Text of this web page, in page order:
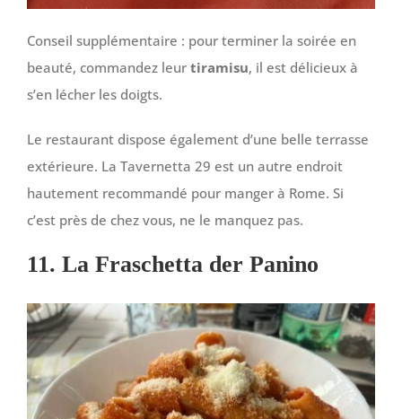
Conseil supplémentaire : pour terminer la soirée en
beauté, commandez leur tiramisu, il est délicieux à
s’en lécher les doigts.
Le restaurant dispose également d’une belle terrasse
extérieure. La Tavernetta 29 est un autre endroit
hautement recommandé pour manger à Rome. Si
c’est près de chez vous, ne le manquez pas.
11. La Fraschetta der Panino